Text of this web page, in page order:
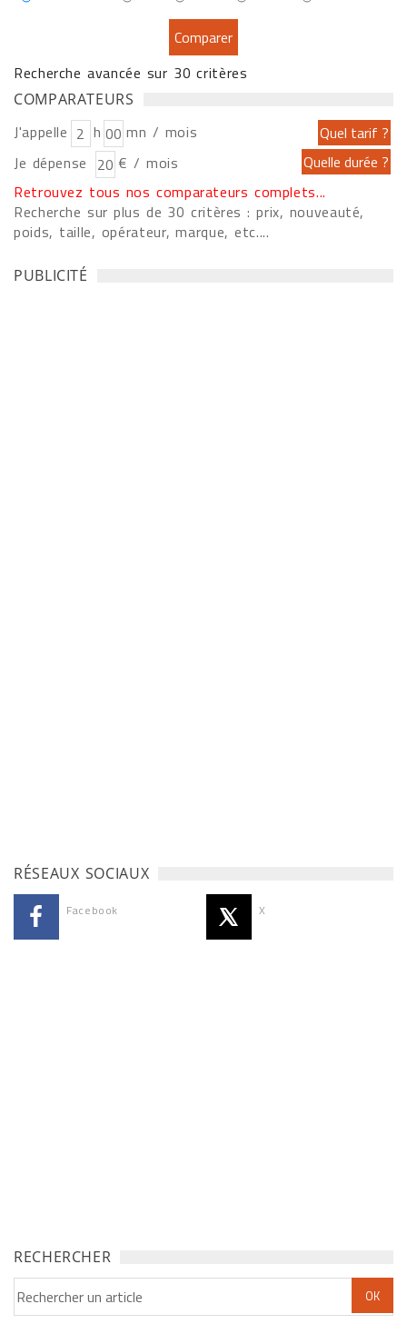
Recherche avancée sur 30 critères
COMPARATEURS
J'appelle h
mn / mois
Je dépense
€ / mois
Retrouvez tous nos comparateurs complets...
Recherche sur plus de 30 critères : prix, nouveauté,
poids, taille, opérateur, marque, etc....
PUBLICITÉ
RÉSEAUX SOCIAUX
Facebook X
RECHERCHER